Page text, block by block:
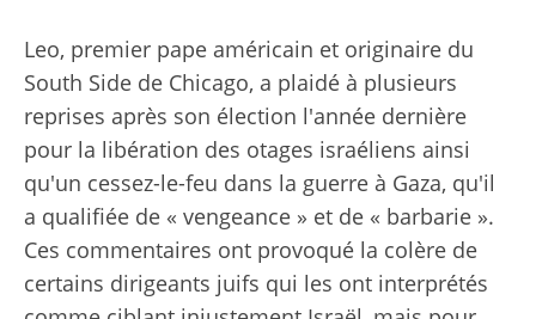
Leo, premier pape américain et originaire du
South Side de Chicago, a plaidé à plusieurs
reprises après son élection l'année dernière
pour la libération des otages israéliens ainsi
qu'un cessez-le-feu dans la guerre à Gaza, qu'il
a qualifiée de « vengeance » et de « barbarie ».
Ces commentaires ont provoqué la colère de
certains dirigeants juifs qui les ont interprétés